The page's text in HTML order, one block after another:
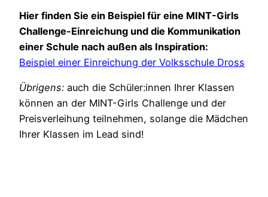
Hier finden Sie ein Beispiel für eine MINT-Girls
Challenge-Einreichung und die Kommunikation
einer Schule nach außen als Inspiration:
Beispiel einer Einreichung der Volksschule Dross
Übrigens: auch die Schüler:innen Ihrer Klassen
können an der MINT-Girls Challenge und der
Preisverleihung teilnehmen, solange die Mädchen
Ihrer Klassen im Lead sind!